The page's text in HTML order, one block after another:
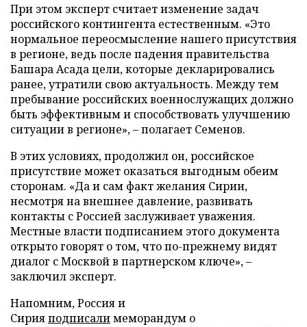
При этом эксперт считает изменение задач
российского контингента естественным. «Это
нормальное переосмысление нашего присутствия
в регионе, ведь после падения правительства
Башара Асада цели, которые декларировались
ранее, утратили свою актуальность. Между тем
пребывание российских военнослужащих должно
быть эффективным и способствовать улучшению
ситуации в регионе», – полагает Семенов.
В этих условиях, продолжил он, российское
присутствие может оказаться выгодным обеим
сторонам. «Да и сам факт желания Сирии,
несмотря на внешнее давление, развивать
контакты с Россией заслуживает уважения.
Местные власти подписанием этого документа
открыто говорят о том, что по-прежнему видят
диалог с Москвой в партнерском ключе», –
заключил эксперт.
Напомним, Россия и
Сирияподписалимеморандум о